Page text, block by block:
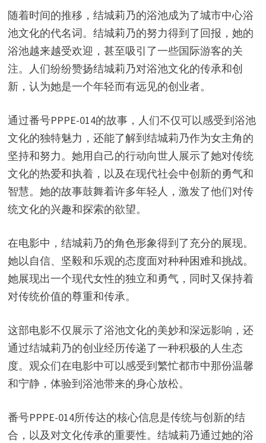
随着时间的推移，结城莉乃的浴池成为了城市中心浴
池文化的代名词。结城莉乃的努力得到了回报，她的
浴池越来越受欢迎，甚至吸引了一些国际游客的关
注。人们纷纷赞扬结城莉乃对浴池文化的传承和创
新，认为她是一个年轻而有远见的创业者。
通过番号PPPE-014的故事，人们不仅可以感受到浴池
文化的独特魅力，还能了解到结城莉乃作为女主角的
坚持和努力。她用自己的行动向世人展示了她对传统
文化的热爱和执着，以及在现代社会中创新的勇气和
智慧。她的故事鼓舞着许多年轻人，激发了他们对传
统文化的兴趣和探索的欲望。
在电影中，结城莉乃的角色形象得到了充分的展现。
她以自信、坚毅和乐观的态度面对种种困难和挑战。
她展现出一个现代女性的独立和勇气，同时又保持着
对传统价值的尊重和传承。
这部电影不仅展示了浴池文化的美妙和深远影响，还
通过结城莉乃的创业经历传递了一种积极的人生态
度。观众们在电影中可以感受到繁忙都市中那份温馨
和宁静，体验到浴池带来的身心放松。
番号PPPE-014所传达的核心信息是传统与创新的结
合，以及对文化传承的重要性。结城莉乃通过她的浴